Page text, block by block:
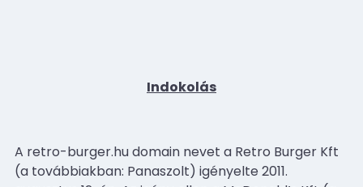
Indokolás
A retro-burger.hu domain nevet a Retro Burger Kft
(a továbbiakban: Panaszolt) igényelte 2011.